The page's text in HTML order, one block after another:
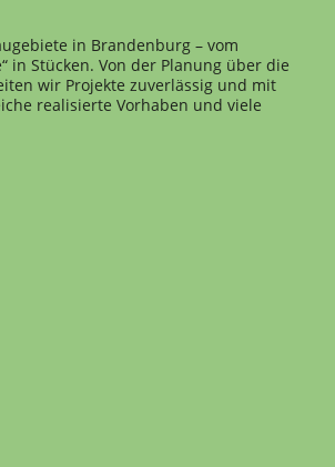
in Brandenburg – vom
in Stücken. Von der Planung über die
wir Projekte zuverlässig und mit
realisierte Vorhaben und viele